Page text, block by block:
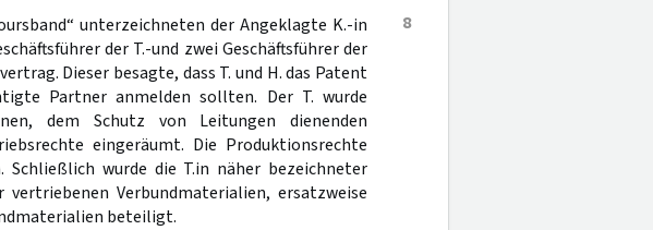
8
unterzeichneten der Angeklagte K.-in
der T.-und zwei Geschäftsführer der
Dieser besagte, dass T. und H. das Patent
Partner anmelden sollten. Der T. wurde
dem Schutz von Leitungen dienenden
eingeräumt. Die Produktionsrechte
wurde die T.in näher bezeichneter
Verbundmaterialien, ersatzweise
beteiligt.